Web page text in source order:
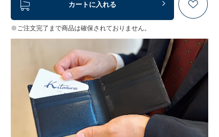
カートに入れる
※ご注文完了まで商品は確保されておりません。